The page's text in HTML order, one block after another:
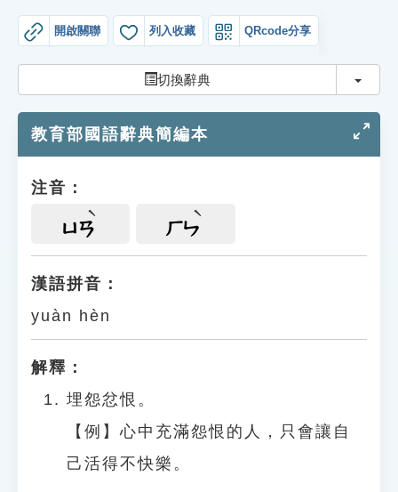
成語故事
索引選單
單字索引
遊戲專區
貓頭鷹博士
開啟關聯 列入收藏 QRcode分享
切換辭典 切換
教育部國語辭典簡編本
注音：
ㄩㄢ ㄏㄣ
漢語拼音：
yuàn hèn
解釋：
埋怨忿恨。
【例】心中充滿怨恨的人，只會讓自
己活得不快樂。